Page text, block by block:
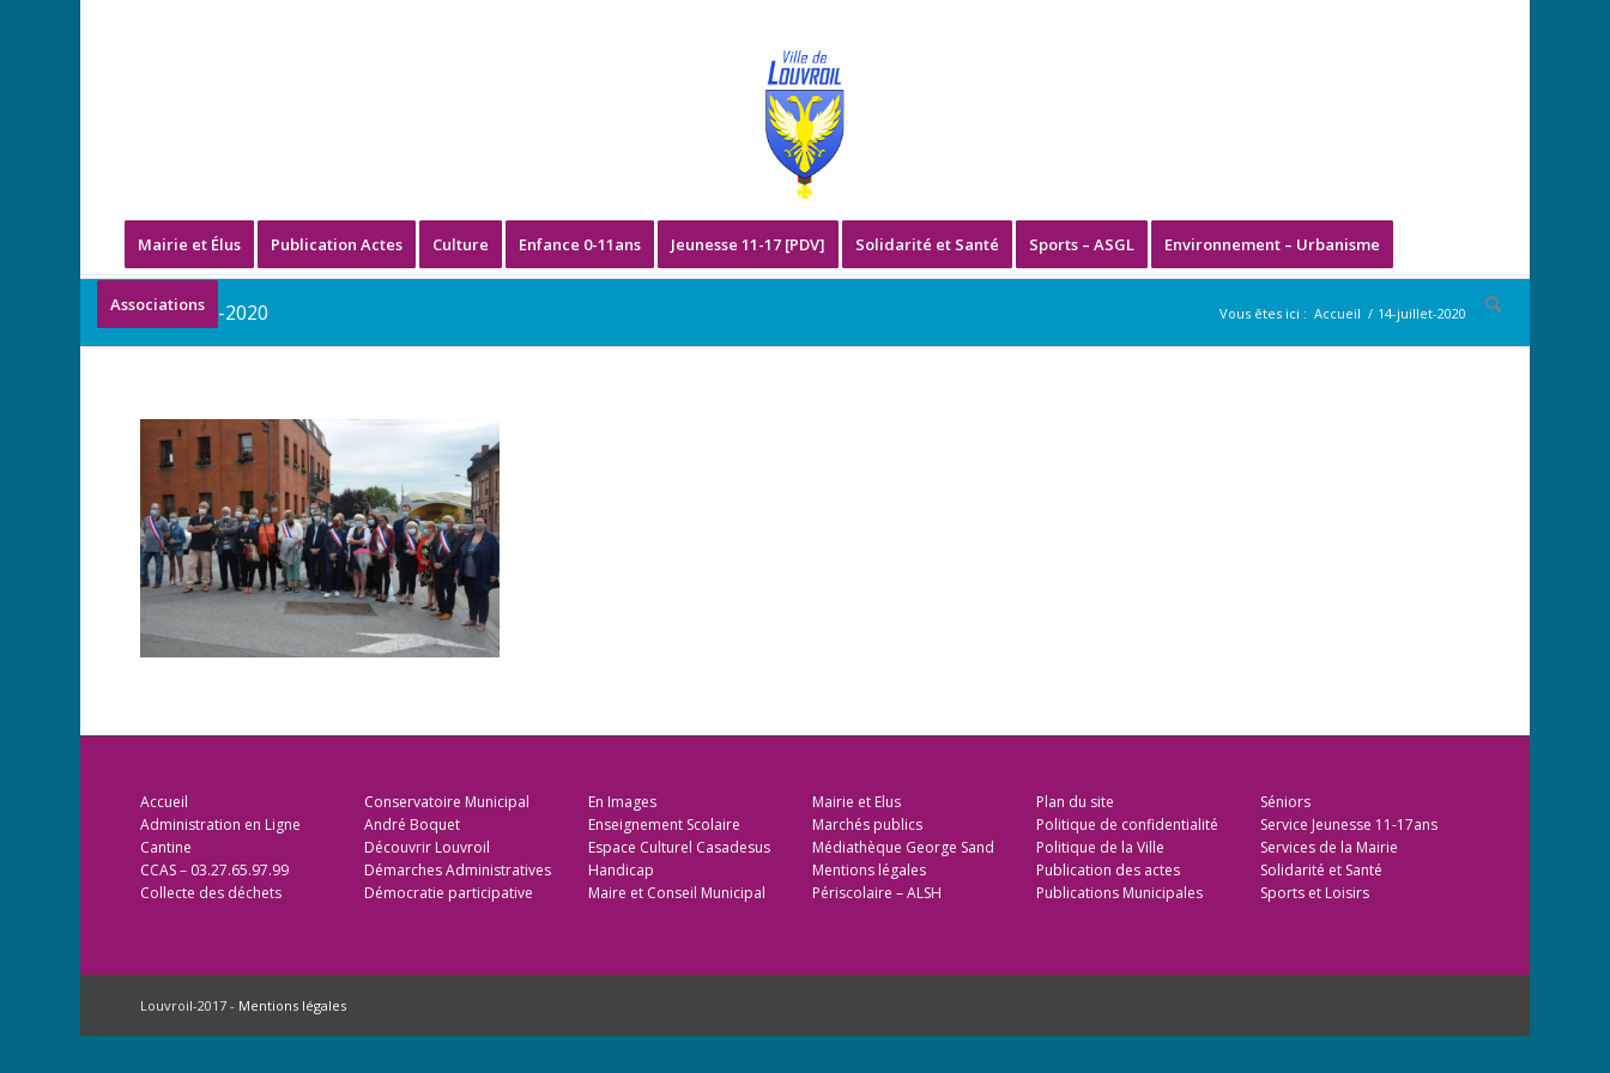
Mairie et Élus Publication Actes Culture Enfance 0-11ans Jeunesse 11-17 [PDV] Solidarité et Santé Sports – ASGL Environnement – Urbanisme
Associations
14-juillet-2020 Vous êtes ici : Accueil / 14-juillet-2020
Accueil
Administration en Ligne
Cantine
CCAS – 03.27.65.97.99
Collecte des déchets
Conservatoire Municipal
André Boquet
Découvrir Louvroil
Démarches Administratives
Démocratie participative
En Images
Enseignement Scolaire
Espace Culturel Casadesus
Handicap
Maire et Conseil Municipal
Mairie et Elus
Marchés publics
Médiathèque George Sand
Mentions légales
Périscolaire – ALSH
Plan du site
Politique de confidentialité
Politique de la Ville
Publication des actes
Publications Municipales
Séniors
Service Jeunesse 11-17ans
Services de la Mairie
Solidarité et Santé
Sports et Loisirs
Louvroil-2017 - Mentions légales